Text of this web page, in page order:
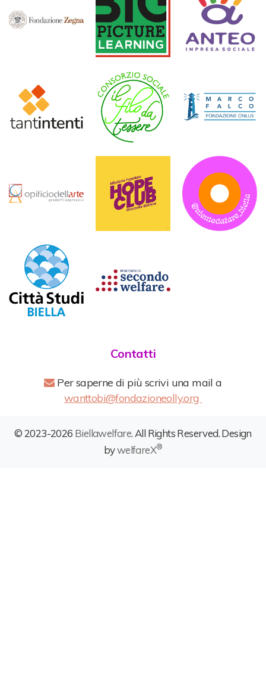
Contatti
Per saperne di più scrivi una mail a
wanttobi@fondazioneolly.org
© 2023-2026 Biellawelfare. All Rights Reserved. Design
bywelfareX®